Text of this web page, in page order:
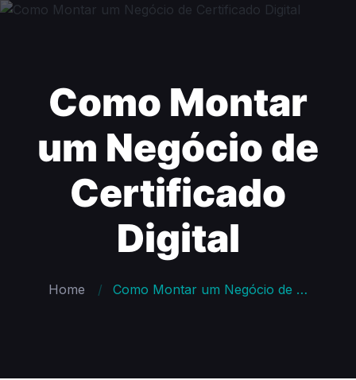
Como Montar
um Negócio de
Certificado
Digital
Home Como Montar um Negócio de Certificado Digital